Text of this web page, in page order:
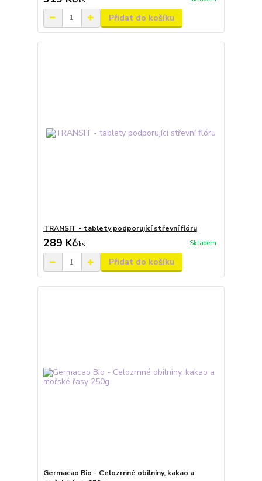
Přidat do košíku
TRANSIT - tablety podporující střevní flóru
289 Kč/ks Skladem
Přidat do košíku
Germacao Bio - Celozrnné obilniny, kakao a